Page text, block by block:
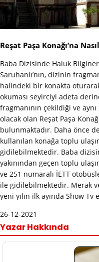
Reşat Paşa Konağı’na
Baba Dizisinde Haluk
Saruhanlı’nın, dizinin
halindeki bir konakta
okuması seyirciyi adeta
fragmanının çekildiği ve
olacak olan Reşat Paşa
bulunmaktadır. Daha önce
kullanılan konağa toplu
gidilebilmektedir. Baba
yakınından geçen toplu
ve 251 numaralı İETT
ile gidilebilmektedir. Merak
yeni yılın ilk ayında Show
26-12-2021
Yazar Hakkında